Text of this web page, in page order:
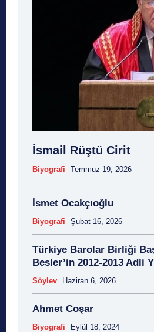
İsmail Rüştü Cirit
Biyografi Temmuz 19, 2026
İsmet Ocakçıoğlu
Biyografi Şubat 16, 2026
Türkiye Barolar Birliği
Besler’in 2012-2013 Adli
Söylev Haziran 6, 2026
Ahmet Coşar
Biyografi Eylül 18, 2024